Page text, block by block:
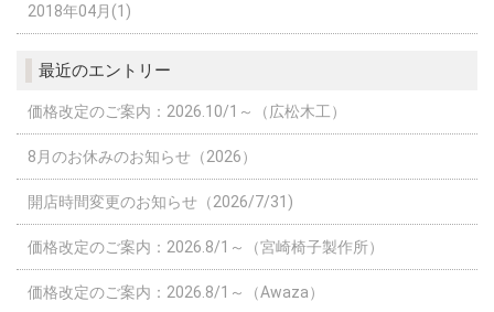
2018年04月(1)
最近のエントリー
価格改定のご案内：2026.10/1～（広松木工）
8月のお休みのお知らせ（2026）
開店時間変更のお知らせ（2026/7/31)
価格改定のご案内：2026.8/1～（宮崎椅子製作所）
価格改定のご案内：2026.8/1～（Awaza）